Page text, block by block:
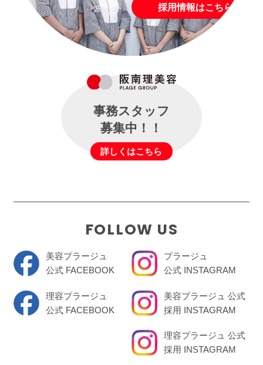
採用情報はこちら
事務スタッフ
募集中！！
詳しくはこちら
FOLLOW US
美容プラージュ
公式 FACEBOOK
理容プラージュ
公式 FACEBOOK
プラージュ
公式 INSTAGRAM
美容プラージュ 公式
採用 INSTAGRAM
理容プラージュ 公式
採用 INSTAGRAM